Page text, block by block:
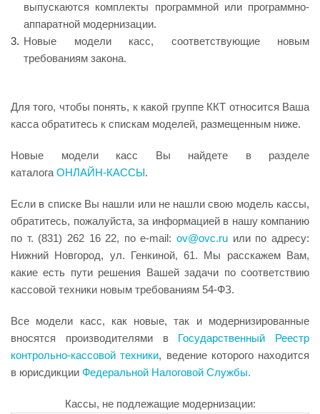
выпускаются комплекты программной или программно-
аппаратной модернизации.
Новые модели касс, соответствующие новым
требованиям закона.
Для того, чтобы понять, к какой группе ККТ относится Ваша
касса обратитесь к спискам моделей, размещенным ниже.
Новые модели касс Вы найдете в разделе
каталога ОНЛАЙН-КАССЫ.
Если в списке Вы нашли или не нашли свою модель кассы,
обратитесь, пожалуйста, за информацией в нашу компанию
по т. (831) 262 16 22, по e-mail:ov@ovc.ru или по адресу:
Нижний Новгород, ул. Генкиной, 61. Мы расскажем Вам,
какие есть пути решения Вашей задачи по соответствию
кассовой техники новым требованиям 54-ФЗ.
Все модели касс, как новые, так и модернизированные
вносятся производителями в Государственный Реестр
контрольно-кассовой техники, ведение которого находится
в юрисдикции Федеральной Налоговой Службы.
Кассы, не подлежащие модернизации: